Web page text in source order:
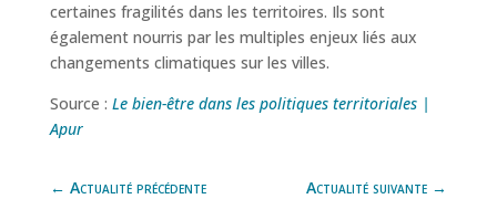
certaines fragilités dans les territoires. Ils sont
également nourris par les multiples enjeux liés aux
changements climatiques sur les villes.
Source : Le bien-être dans les politiques territoriales |
Apur
← Actualité précédente Actualité suivante →